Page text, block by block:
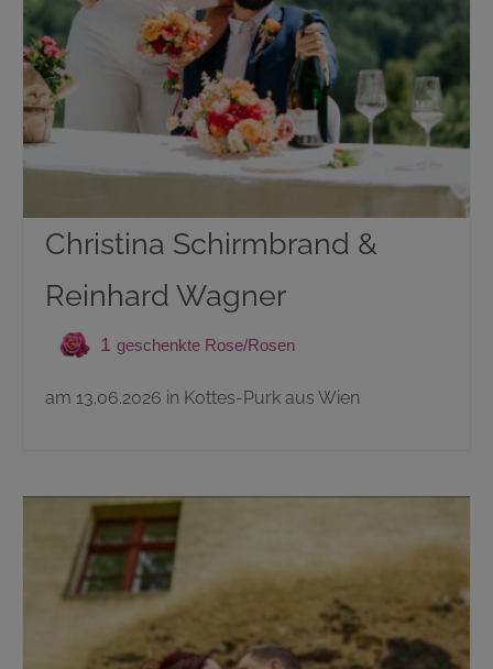
Christina Schirmbrand &
Reinhard Wagner
1
am 13.06.2026 in Kottes-Purk aus Wien